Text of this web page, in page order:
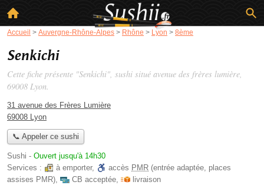
Accueil > Auvergne-Rhône-Alpes > Rhône > Lyon > 8ème
Senkichi
Cette fiche présente "Senkichi", sushi situé avenue des frères lumière,
69008 Lyon.
31 avenue des Frères Lumière
69008 Lyon
📞 Appeler ce sushi
Sushi - Ouvert jusqu'à 14h30
Services :
à emporter, accès PMR (entrée adaptée, places
assises PMR), CB acceptée, livraison